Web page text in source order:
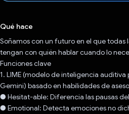
Qué hace
Soñamos con un futuro en el que todas
tengan con quién hablar cuando lo
Funciones clave
1. LIME (modelo de inteligencia
Gemini) basado en habilidades de
● Hesitat-able: Diferencia las pausas
● Emotional: Detecta emociones no